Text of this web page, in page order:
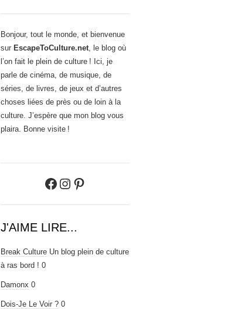
Bonjour, tout le monde, et bienvenue
sur EscapeToCulture.net , le blog où
l’on fait le plein de culture ! Ici, je
parle de cinéma, de musique, de
séries, de livres, de jeux et d’autres
choses liées de près ou de loin à la
culture. J’espère que mon blog vous
plaira. Bonne visite !
Facebook
Instagram
Pinterest
J'AIME LIRE...
Break Culture Un blog plein de culture
à ras bord ! 0
Damonx 0
Dois-Je Le Voir ? 0